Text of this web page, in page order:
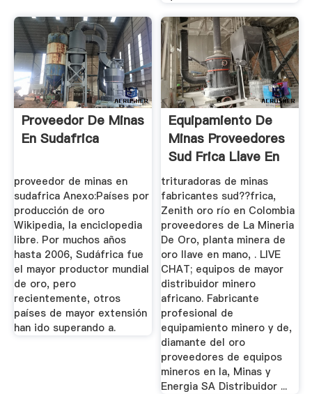
Proveedor De Minas
En Sudafrica
proveedor de minas en
sudafrica Anexo:Países por
producción de oro
Wikipedia, la enciclopedia
libre. Por muchos años
hasta 2006, Sudáfrica fue
el mayor productor mundial
de oro, pero
recientemente, otros
países de mayor extensión
han ido superando a.
Equipamiento De
Minas Proveedores
Sud Frica Llave En
Mano
trituradoras de minas
fabricantes sud??frica,
Zenith oro río en Colombia
proveedores de La Mineria
De Oro, planta minera de
oro llave en mano, . LIVE
CHAT; equipos de mayor
distribuidor minero
africano. Fabricante
profesional de
equipamiento minero y de,
diamante del oro
proveedores de equipos
mineros en la, Minas y
Energia SA Distribuidor ...